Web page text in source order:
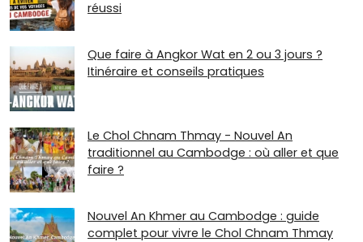
réussi
Que faire à Angkor Wat en 2 ou 3 jours ?
Itinéraire et conseils pratiques
Le Chol Chnam Thmay - Nouvel An
traditionnel au Cambodge : où aller et que
faire ?
Nouvel An Khmer au Cambodge : guide
complet pour vivre le Chol Chnam Thmay